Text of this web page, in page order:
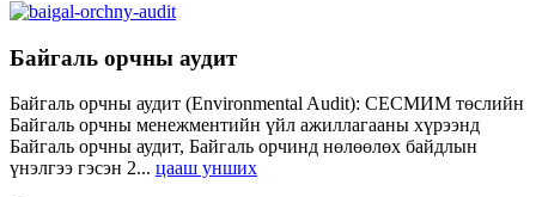
Байгаль орчны аудит
Байгаль орчны аудит (Environmental Audit): СЕСМИМ төслийн
Байгаль орчны менежментийн үйл ажиллагааны хүрээнд
Байгаль орчны аудит, Байгаль орчинд нөлөөлөх байдлын
үнэлгээ гэсэн 2... цааш унших